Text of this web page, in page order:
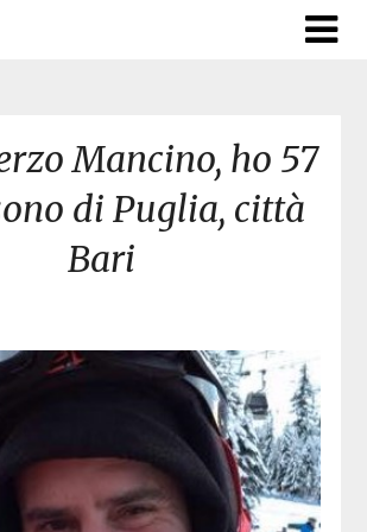
Mancino, ho 57
di Puglia, città
Bari